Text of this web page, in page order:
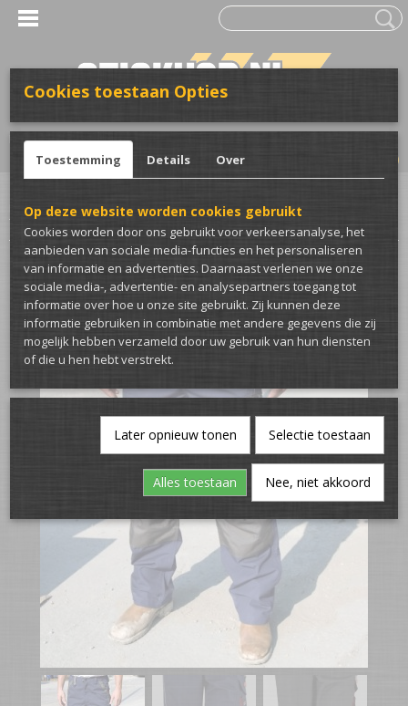
Inloggen Registreren
(0)
Home >Kleding>Bedrijfskleding>Werkbroeken>Work-Guard Technical
Trouser Werkbroek
Cookies toestaan Opties
Toestemming Details Over
Op deze website worden cookies gebruikt
Cookies worden door ons gebruikt voor verkeersanalyse, het
aanbieden van sociale media-functies en het personaliseren
van informatie en advertenties. Daarnaast verlenen we onze
sociale media-, advertentie- en analysepartners toegang tot
informatie over hoe u onze site gebruikt. Zij kunnen deze
informatie gebruiken in combinatie met andere gegevens die zij
mogelijk hebben verzameld door uw gebruik van hun diensten
of die u hen hebt verstrekt.
Later opnieuw tonen Selectie toestaan
Alles toestaan Nee, niet akkoord